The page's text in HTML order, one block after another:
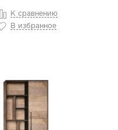
К сравнению
В избранное